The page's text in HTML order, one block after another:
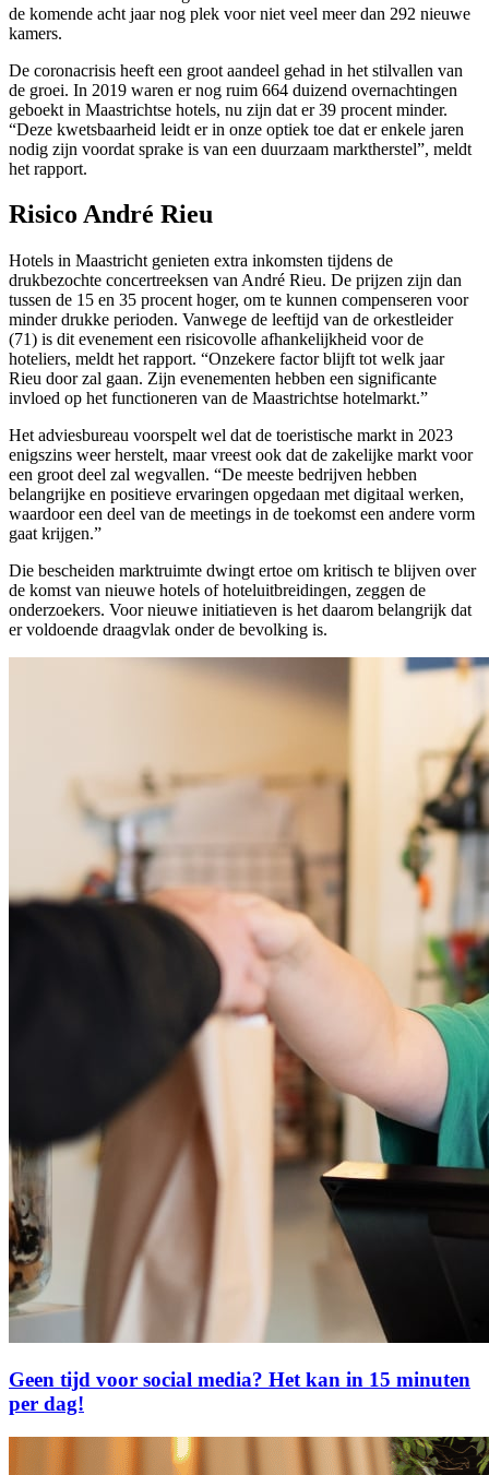
de komende acht jaar nog plek voor niet veel meer dan 292 nieuwe
kamers.
De coronacrisis heeft een groot aandeel gehad in het stilvallen van
de groei. In 2019 waren er nog ruim 664 duizend overnachtingen
geboekt in Maastrichtse hotels, nu zijn dat er 39 procent minder.
“Deze kwetsbaarheid leidt er in onze optiek toe dat er enkele jaren
nodig zijn voordat sprake is van een duurzaam marktherstel”, meldt
het rapport.
Risico André Rieu
Hotels in Maastricht genieten extra inkomsten tijdens de
drukbezochte concertreeksen van André Rieu. De prijzen zijn dan
tussen de 15 en 35 procent hoger, om te kunnen compenseren voor
minder drukke perioden. Vanwege de leeftijd van de orkestleider
(71) is dit evenement een risicovolle afhankelijkheid voor de
hoteliers, meldt het rapport. “Onzekere factor blijft tot welk jaar
Rieu door zal gaan. Zijn evenementen hebben een significante
invloed op het functioneren van de Maastrichtse hotelmarkt.”
Het adviesbureau voorspelt wel dat de toeristische markt in 2023
enigszins weer herstelt, maar vreest ook dat de zakelijke markt voor
een groot deel zal wegvallen. “De meeste bedrijven hebben
belangrijke en positieve ervaringen opgedaan met digitaal werken,
waardoor een deel van de meetings in de toekomst een andere vorm
gaat krijgen.”
Die bescheiden marktruimte dwingt ertoe om kritisch te blijven over
de komst van nieuwe hotels of hoteluitbreidingen, zeggen de
onderzoekers. Voor nieuwe initiatieven is het daarom belangrijk dat
er voldoende draagvlak onder de bevolking is.
Geen tijd voor social media? Het kan in 15 minuten
per dag!